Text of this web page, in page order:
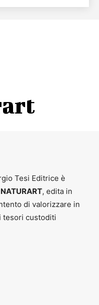
Tesi Editrice è
NATURART, edita in
di valorizzare in
tesori custoditi